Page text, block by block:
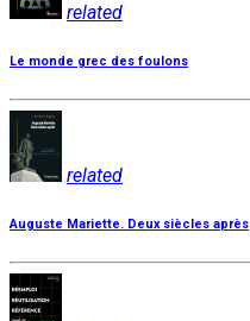
related
Le monde grec des foulons
related
Auguste Mariette. Deux siècles après